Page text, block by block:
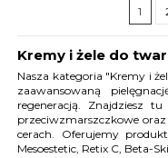
1
Kremy i żele do
Nasza kategoria "Kremy i
zaawansowaną
regeneracją. Znajdziesz
przeciwzmarszczkowe
cerach. Oferujemy
Mesoestetic, Retix C, Beta-